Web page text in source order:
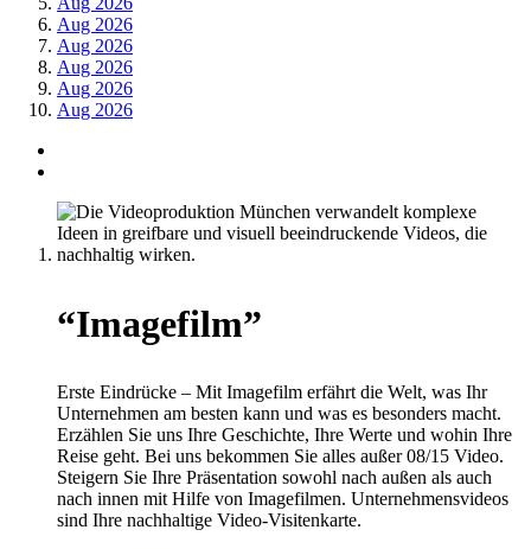
Aug 2026
Aug 2026
Aug 2026
Aug 2026
Aug 2026
“Imagefilm”
Erste Eindrücke – Mit Imagefilm erfährt die Welt, was Ihr
Unternehmen am besten kann und was es besonders macht.
Erzählen Sie uns Ihre Geschichte, Ihre Werte und wohin Ihre
Reise geht. Bei uns bekommen Sie alles außer 08/15 Video.
Steigern Sie Ihre Präsentation sowohl nach außen als auch
nach innen mit Hilfe von Imagefilmen. Unternehmensvideos
sind Ihre nachhaltige Video-Visitenkarte.